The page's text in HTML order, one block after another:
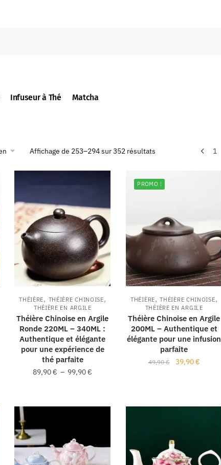
Infuseur à Thé Matcha
Affichage de 253–294 sur 352 résultats 1
THÉIÈRE, THÉIÈRE CHINOISE,
THÉIÈRE EN ARGILE
Théière Chinoise en Argile
Ronde 220ML – 340ML :
Authentique et élégante
pour une expérience de
thé parfaite
89,90€ – 99,90€
PROMO !
THÉIÈRE,THÉIÈRE CHINOISE,
THÉIÈRE EN ARGILE
Théière Chinoise en Argile
200ML – Authentique et
élégante pour une infusion
parfaite
49,90€ 39,90€